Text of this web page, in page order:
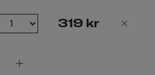
319 kr